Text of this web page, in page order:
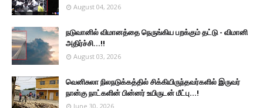
August 04, 2026
நடுவானில் விமானத்தை நெருங்கிய பறக்கும் தட்டு - விமானி
அதிர்ச்சி...!!
August 03, 2026
வெனிசுலா நிலநடுக்கத்தில் சிக்கியிருந்தவர்களில் இருவர்
நான்கு நாட்களின் பின்னர் உயிருடன் மீட்பு...!
June 30, 2026